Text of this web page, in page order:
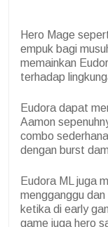
Hero Mage
empuk bagi
memainkan
terhadap
Eudora dapat
Aamon
combo
dengan burst
Eudora ML juga
mengganggu
ketika di early
game juga hero